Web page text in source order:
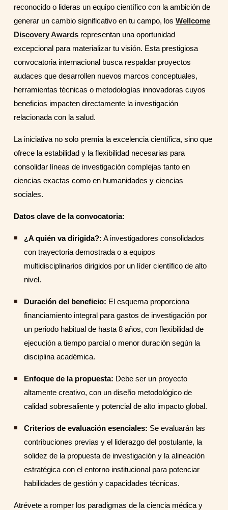
reconocido o lideras un equipo científico con la ambición de
generar un cambio significativo en tu campo, losWellcome
Discovery Awards representan una oportunidad
excepcional para materializar tu visión. Esta prestigiosa
convocatoria internacional busca respaldar proyectos
audaces que desarrollen nuevos marcos conceptuales,
herramientas técnicas o metodologías innovadoras cuyos
beneficios impacten directamente la investigación
relacionada con la salud.
La iniciativa no solo premia la excelencia científica, sino que
ofrece la estabilidad y la flexibilidad necesarias para
consolidar líneas de investigación complejas tanto en
ciencias exactas como en humanidades y ciencias
sociales.
Datos clave de la convocatoria:
¿A quién va dirigida?: A investigadores consolidados
con trayectoria demostrada o a equipos
multidisciplinarios dirigidos por un líder científico de alto
nivel.
Duración del beneficio: El esquema proporciona
financiamiento integral para gastos de investigación por
un periodo habitual de hasta 8 años, con flexibilidad de
ejecución a tiempo parcial o menor duración según la
disciplina académica.
Enfoque de la propuesta: Debe ser un proyecto
altamente creativo, con un diseño metodológico de
calidad sobresaliente y potencial de alto impacto global.
Criterios de evaluación esenciales: Se evaluarán las
contribuciones previas y el liderazgo del postulante, la
solidez de la propuesta de investigación y la alineación
estratégica con el entorno institucional para potenciar
habilidades de gestión y capacidades técnicas.
Atrévete a romper los paradigmas de la ciencia médica y